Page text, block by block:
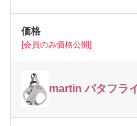
[会員のみ価格公開]
martin バタフラ